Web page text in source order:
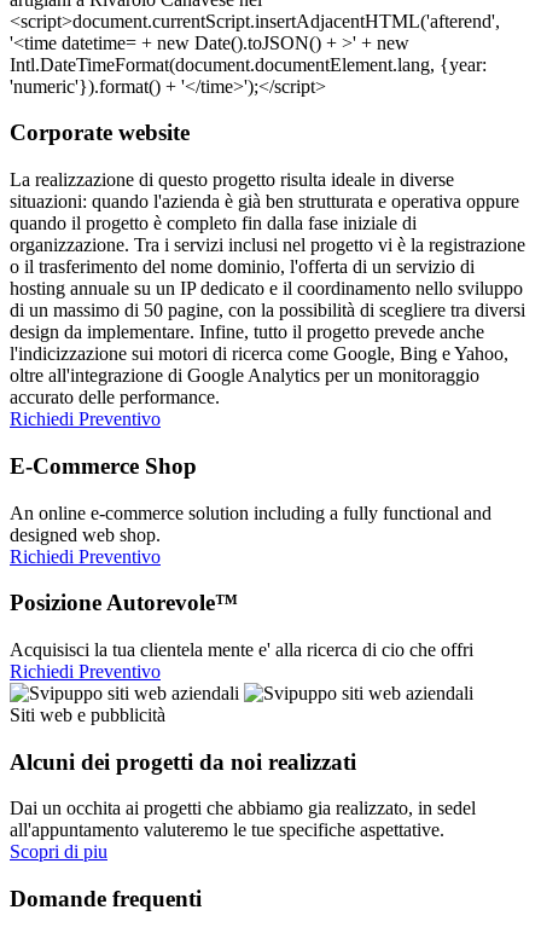
Corporate website
La realizzazione di questo progetto risulta ideale in diverse
situazioni: quando l'azienda è già ben strutturata e operativa oppure
quando il progetto è completo fin dalla fase iniziale di
organizzazione. Tra i servizi inclusi nel progetto vi è la registrazione
o il trasferimento del nome dominio, l'offerta di un servizio di
hosting annuale su un IP dedicato e il coordinamento nello sviluppo
di un massimo di 50 pagine, con la possibilità di scegliere tra diversi
design da implementare. Infine, tutto il progetto prevede anche
l'indicizzazione sui motori di ricerca come Google, Bing e Yahoo,
oltre all'integrazione di Google Analytics per un monitoraggio
accurato delle performance.
Richiedi Preventivo
E-Commerce Shop
An online e-commerce solution including a fully functional and
designed web shop.
Richiedi Preventivo
Posizione Autorevole™
Acquisisci la tua clientela mente e' alla ricerca di cio che offri
Richiedi Preventivo
Siti web e pubblicità
Alcuni dei progetti da noi realizzati
Dai un occhita ai progetti che abbiamo gia realizzato, in sedel
all'appuntamento valuteremo le tue specifiche aspettative.
Scopri di piu
Domande frequenti